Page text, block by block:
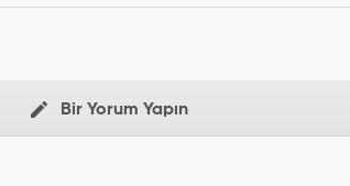
Bir Yorum Yapın